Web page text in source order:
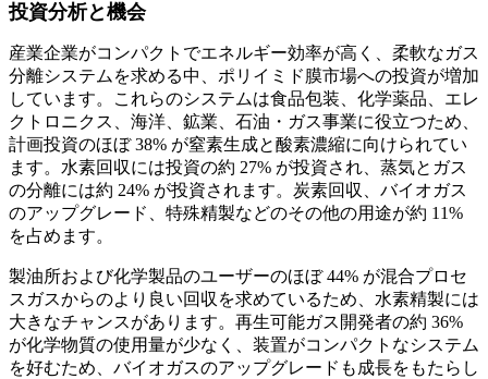
投資分析と機会
産業企業がコンパクトでエネルギー効率が高く、柔軟なガス
分離システムを求める中、ポリイミド膜市場への投資が増加
しています。これらのシステムは食品包装、化学薬品、エレ
クトロニクス、海洋、鉱業、石油・ガス事業に役立つため、
計画投資のほぼ 38% が窒素生成と酸素濃縮に向けられてい
ます。水素回収には投資の約 27% が投資され、蒸気とガス
の分離には約 24% が投資されます。炭素回収、バイオガス
のアップグレード、特殊精製などのその他の用途が約 11%
を占めます。
製油所および化学製品のユーザーのほぼ 44% が混合プロセ
スガスからのより良い回収を求めているため、水素精製には
大きなチャンスがあります。再生可能ガス開発者の約 36%
が化学物質の使用量が少なく、装置がコンパクトなシステム
を好むため、バイオガスのアップグレードも成長をもたらし